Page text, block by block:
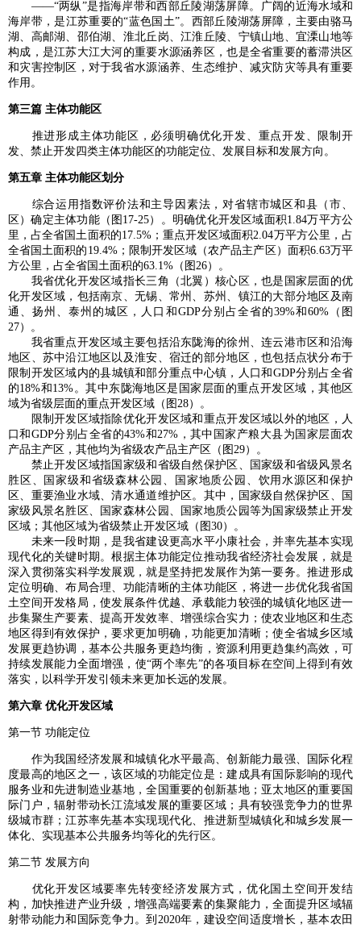
——“两纵”是指海岸带和西部丘陵湖荡屏障。广阔的近海水域和
海岸带，是江苏重要的“蓝色国土”。西部丘陵湖荡屏障，主要由骆马
湖、高邮湖、邵伯湖、淮北丘岗、江淮丘陵、宁镇山地、宜溧山地等
构成，是江苏大江大河的重要水源涵养区，也是全省重要的蓄滞洪区
和灾害控制区，对于我省水源涵养、生态维护、减灾防灾等具有重要
作用。
第三篇 主体功能区
推进形成主体功能区，必须明确优化开发、重点开发、限制开
发、禁止开发四类主体功能区的功能定位、发展目标和发展方向。
第五章 主体功能区划分
综合运用指数评价法和主导因素法，对省辖市城区和县（市、
区）确定主体功能（图17-25）。明确优化开发区域面积1.84万平方公
里，占全省国土面积的17.5%；重点开发区域面积2.04万平方公里，占
全省国土面积的19.4%；限制开发区域（农产品主产区）面积6.63万平
方公里，占全省国土面积的63.1%（图26）。
我省优化开发区域指长三角（北翼）核心区，也是国家层面的优
化开发区域，包括南京、无锡、常州、苏州、镇江的大部分地区及南
通、扬州、泰州的城区，人口和GDP分别占全省的39%和60%（图
27）。
我省重点开发区域主要包括沿东陇海的徐州、连云港市区和沿海
地区、苏中沿江地区以及淮安、宿迁的部分地区，也包括点状分布于
限制开发区域内的县城镇和部分重点中心镇，人口和GDP分别占全省
的18%和13%。其中东陇海地区是国家层面的重点开发区域，其他区
域为省级层面的重点开发区域（图28）。
限制开发区域指除优化开发区域和重点开发区域以外的地区，人
口和GDP分别占全省的43%和27%，其中国家产粮大县为国家层面农
产品主产区，其他均为省级农产品主产区（图29）。
禁止开发区域指国家级和省级自然保护区、国家级和省级风景名
胜区、国家级和省级森林公园、国家地质公园、饮用水源区和保护
区、重要渔业水域、清水通道维护区。其中，国家级自然保护区、国
家级风景名胜区、国家森林公园、国家地质公园等为国家级禁止开发
区域；其他区域为省级禁止开发区域（图30）。
未来一段时期，是我省建设更高水平小康社会，并率先基本实现
现代化的关键时期。根据主体功能定位推动我省经济社会发展，就是
深入贯彻落实科学发展观，就是坚持把发展作为第一要务。推进形成
定位明确、布局合理、功能清晰的主体功能区，将进一步优化我省国
土空间开发格局，使发展条件优越、承载能力较强的城镇化地区进一
步集聚生产要素、提高开发效率、增强综合实力；使农业地区和生态
地区得到有效保护，要求更加明确，功能更加清晰；使全省城乡区域
发展更趋协调，基本公共服务更趋均衡，资源利用更趋集约高效，可
持续发展能力全面增强，使“两个率先”的各项目标在空间上得到有效
落实，以科学开发引领未来更加长远的发展。
第六章 优化开发区域
第一节 功能定位
作为我国经济发展和城镇化水平最高、创新能力最强、国际化程
度最高的地区之一，该区域的功能定位是：建成具有国际影响的现代
服务业和先进制造业基地，全国重要的创新基地；亚太地区的重要国
际门户，辐射带动长江流域发展的重要区域；具有较强竞争力的世界
级城市群；江苏率先基本实现现代化、推进新型城镇化和城乡发展一
体化、实现基本公共服务均等化的先行区。
第二节 发展方向
优化开发区域要率先转变经济发展方式，优化国土空间开发结
构，加快推进产业升级，增强高端要素的集聚能力，全面提升区域辐
射带动能力和国际竞争力。到2020年，建设空间适度增长，基本农田